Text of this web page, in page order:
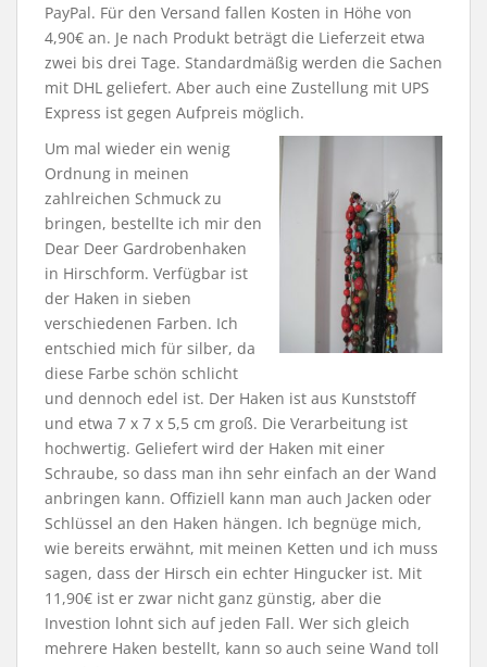
PayPal. Für den Versand fallen Kosten in Höhe von
4,90€ an. Je nach Produkt beträgt die Lieferzeit etwa
zwei bis drei Tage. Standardmäßig werden die Sachen
mit DHL geliefert. Aber auch eine Zustellung mit UPS
Express ist gegen Aufpreis möglich.
Um mal wieder ein wenig
Ordnung in meinen
zahlreichen Schmuck zu
bringen, bestellte ich mir den
Dear Deer Gardrobenhaken
in Hirschform. Verfügbar ist
der Haken in sieben
verschiedenen Farben. Ich
entschied mich für silber, da
diese Farbe schön schlicht
und dennoch edel ist. Der Haken ist aus Kunststoff
und etwa 7 x 7 x 5,5 cm groß. Die Verarbeitung ist
hochwertig. Geliefert wird der Haken mit einer
Schraube, so dass man ihn sehr einfach an der Wand
anbringen kann. Offiziell kann man auch Jacken oder
Schlüssel an den Haken hängen. Ich begnüge mich,
wie bereits erwähnt, mit meinen Ketten und ich muss
sagen, dass der Hirsch ein echter Hingucker ist. Mit
11,90€ ist er zwar nicht ganz günstig, aber die
Investion lohnt sich auf jeden Fall. Wer sich gleich
mehrere Haken bestellt, kann so auch seine Wand toll